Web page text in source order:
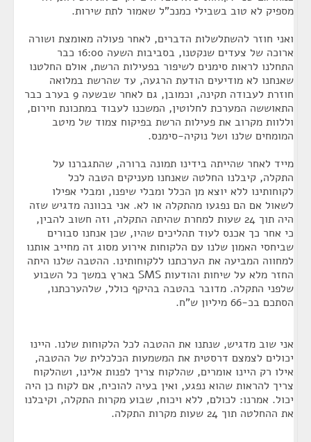
מספיק לא טוב בשבילי כמנכ"ל שאמור לתת שירות.
ואני חוזר להשתלשלות הדברים, לאחר פעולה מאומצת ושורה
ארוכה של צעדים שנקטנו, בסביבות השעה 16:00 כבר
התחלנו לראות סימנים לשיפור בפעילות הרשת, אולם החלטנו
שאנחנו לא מודיעים הודעת הרגעה, עד שהרשת במלואה
חוזרת לעבודה תקינה, וכמובן, גם לאחר שבשעה 9 בערב כבר
התאוששה המערכת לחלוטין, המשכנו לעבוד במתכונת חירום,
וללוות מקרוב את פעילות הרשת בפיקוח צמוד של מיטב
המומחים שלנו ושל נוקיה-סימנס.
מייד לאחר שהייתה בידינו תמונה ברורה, שהתגברנו על
התקלה, קיבלנו החלטה שאנחנו מעניקים הטבה לכל
לקוחותינו ללא יוצא מן הכלל ומבלי שיפנו, ומבלי אפילו
לשאול אם הם נפגעו מהתקלה או לא. אני בכוונה מדגיש שזה
היה תוך 24 שעות למחרת שהיתה התקלה, וזה חשוב להבין,
כי אחר כך אכנס לעוד תהליכים שהיו, שכן אנחנו סבורים
שביחסי האמון שלנו עם הלקוחות אירוע מסוג זה מחייב אותנו
למחווה המביעה את הערכתנו ללקוחותינו. ההטבה שלנו היתה
החזר מלא על שיחות והודעות SMS בארץ במשך כל השבוע
שלפני התקלה. מדובר בהטבה בהיקף כולל, שלהערכתנו,
הסתכם בכ-66 מיליון ש"ח.
אני שוב מדגיש, שנתנו את ההטבה לכל הלקוחות שלנו. היינו
יכולים לצמצם דרסטית את המשמעות הכלכלית של ההטבה,
אילו רק היינו אומרים, שהלקוח צריך לפנות אלינו, ושהלקוח
צריך להראות שהוא נפגע, ואין בעיה להוכיח, אם לקוח כן היה
יכול. אמרנו: לכולם, ללא ויכוח, שבוע מקרות התקלה, וקיבלנו
את ההחלטה תוך 24 שעות מקרות התקלה.